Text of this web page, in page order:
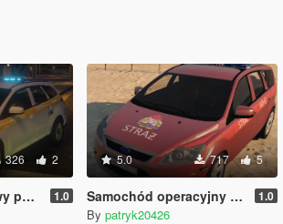
326 2
1.0
5.0 717 5
Samochód operacyjny Państwowej Straży Pożarnej w Grodzisku Mazowieckim FORD FOCUS 1.0
By patryk20426